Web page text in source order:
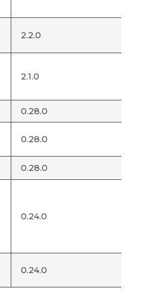
2.2.0
2.1.0
0.28.0
0.28.0
0.28.0
0.24.0
0.24.0